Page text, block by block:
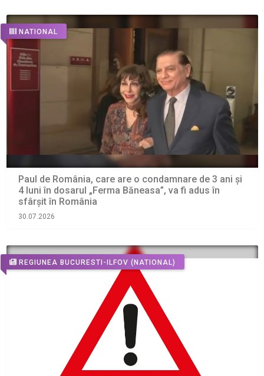
NATIONAL
Paul de România, care are o condamnare de 3 ani și
4 luni în dosarul „Ferma Băneasa”, va fi adus în
sfârșit în România
30.07.2026
REGIUNEA BUCURESTI-ILFOV (NATIONAL)